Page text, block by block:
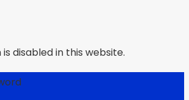
disabled in this website.